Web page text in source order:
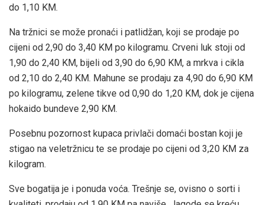
do 1,10 KM.
Na tržnici se može pronaći i patlidžan, koji se prodaje po
cijeni od 2,90 do 3,40 KM po kilogramu. Crveni luk stoji od
1,90 do 2,40 KM, bijeli od 3,90 do 6,90 KM, a mrkva i cikla
od 2,10 do 2,40 KM. Mahune se prodaju za 4,90 do 6,90 KM
po kilogramu, zelene tikve od 0,90 do 1,20 KM, dok je cijena
hokaido bundeve 2,90 KM.
Posebnu pozornost kupaca privlači domaći bostan koji je
stigao na veletržnicu te se prodaje po cijeni od 3,20 KM za
kilogram.
Sve bogatija je i ponuda voća. Trešnje se, ovisno o sorti i